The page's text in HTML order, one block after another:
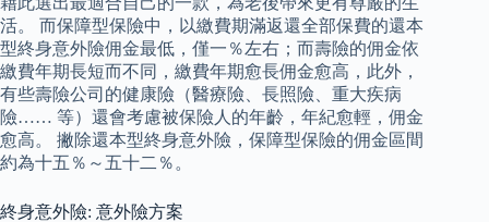
活。 而保障型保險中，以繳費期滿返還全部保費的還本
型終身意外險佣金最低，僅一％左右；而壽險的佣金依
繳費年期長短而不同，繳費年期愈長佣金愈高，此外，
有些壽險公司的健康險（醫療險、長照險、重大疾病
險…… 等）還會考慮被保險人的年齡，年紀愈輕，佣金
愈高。 撇除還本型終身意外險，保障型保險的佣金區間
約為十五％～五十二％。
終身意外險: 意外險方案